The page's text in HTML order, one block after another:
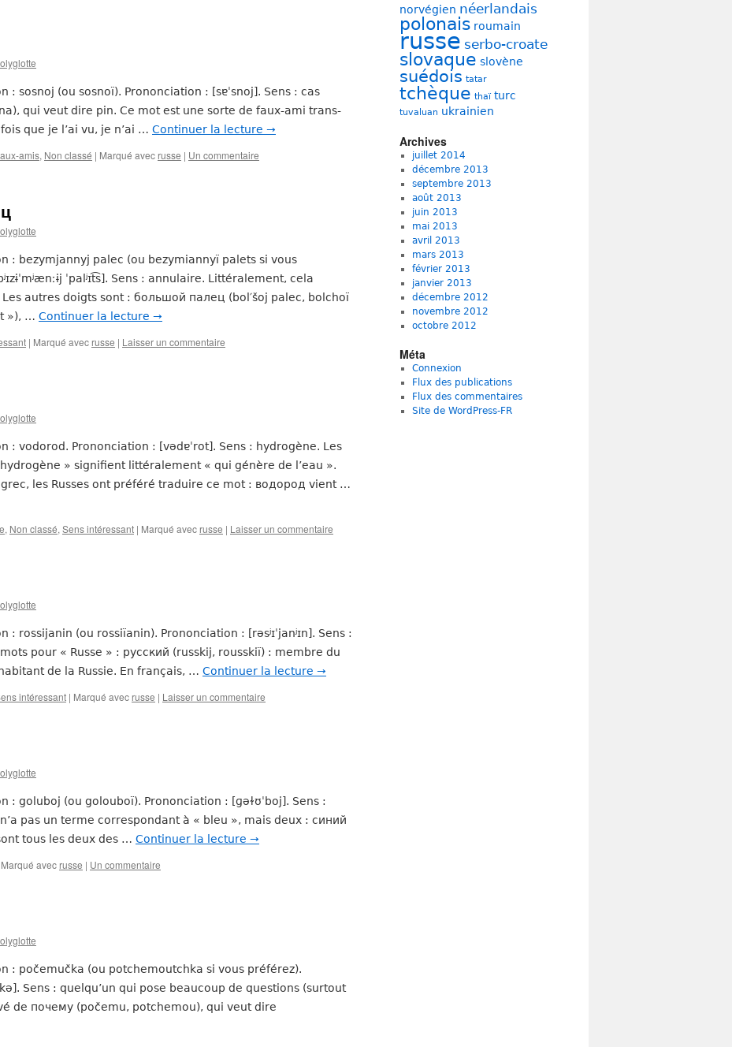
: sosnoj (ou sosnoï). Prononciation : [sɐˈsnoj]. Sens : cas
qui veut dire pin. Ce mot est une sorte de faux-ami trans-
que je l’ai vu, je n’ai … Continuer la lecture →
amis, Non classé | Marqué avec russe | Un commentaire
: bezymjannyj palec (ou bezymiannyï palets si vous
ˈpalʲɪt͡s]. Sens : annulaire. Littéralement, cela
autres doigts sont : большой палец (bol′šoj palec, bolchoï
»), … Continuer la lecture →
| Marqué avec russe | Laisser un commentaire
: vodorod. Prononciation : [vədɐˈrot]. Sens : hydrogène. Les
» signifient littéralement « qui génère de l’eau ».
les Russes ont préféré traduire ce mot : водород vient …
, Non classé, Sens intéressant | Marqué avec russe | Laisser un commentaire
: rossijanin (ou rossiïanin). Prononciation : [rəsʲɪˈjanʲɪn]. Sens :
pour « Russe » : русский (russkij, rousskiï) : membre du
de la Russie. En français, … Continuer la lecture →
intéressant | Marqué avec russe | Laisser un commentaire
: goluboj (ou golouboï). Prononciation : [ɡəɫʊˈboj]. Sens :
pas un terme correspondant à « bleu », mais deux : синий
tous les deux des … Continuer la lecture →
Marqué avec russe | Un commentaire
: počemučka (ou potchemoutchka si vous préférez).
Sens : quelqu’un qui pose beaucoup de questions (surtout
de почему (počemu, potchemou), qui veut dire
norvégien néerlandais
polonais roumain
russe serbo-croate
slovaque slovène
suédois tatar
tchèque thaï turc
tuvaluan ukrainien
Archives
juillet 2014
décembre 2013
septembre 2013
août 2013
juin 2013
mai 2013
avril 2013
mars 2013
février 2013
janvier 2013
décembre 2012
novembre 2012
octobre 2012
Méta
Connexion
Flux des publications
Flux des commentaires
Site de WordPress-FR